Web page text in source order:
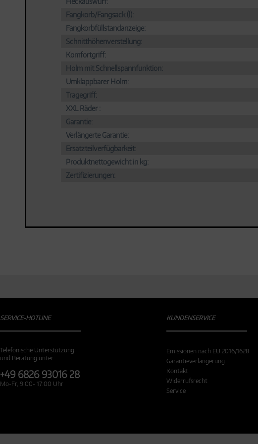
Fangkorb/Fangsack (l):
Fangkorbfüllstandanzeige:
Schnitthöhenverstellung:
Komfortgriff:
Holm mit Schnellspannfunktion:
Umklappbarer Holm:
Tragegriff:
XXL Räder :
Garantie:
Verlängerte Garantie:
Ersatzteilverfügbarkeit:
Produktnettogewicht in kg:
Zertifizierungen:
SERVICE-HOTLINE
Telefonische Unterstützung
und Beratung unter:
+49 6826 93016 28
Mo-Fr, 9:00- 17:00 Uhr
KUNDENSERVICE
Emissionen nach EU 2016/1628
Garantieverlängerung
Kontakt
Widerrufsrecht
Service